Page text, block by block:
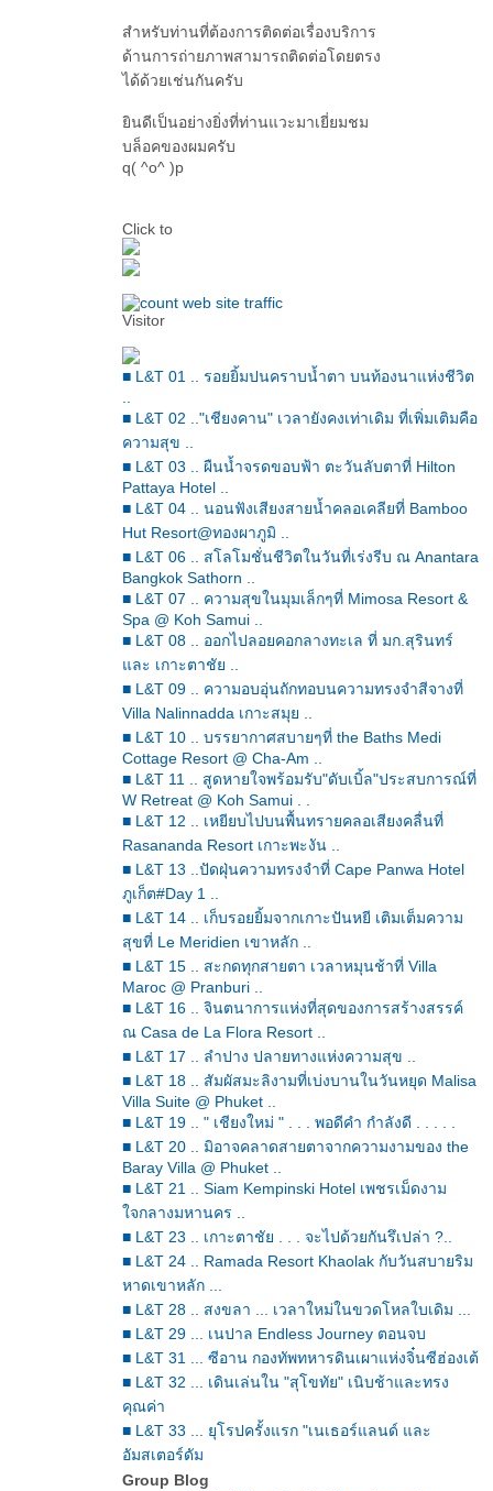
สำหรับท่านที่ต้องการติดต่อเรื่องบริการ
ด้านการถ่ายภาพสามารถติดต่อโดยตรง
ได้ด้วยเช่นกันครับ
ินดีเป็นอย่างยิ่งที่ท่านแวะมาเยี่ยมชม
บล็อคของผมครับ
q( ^o^ )p
Click to
Visitor
■ L&T 01 .. รอยยิ้มปนคราบน้ำตา บนท้องนาแห่งชีวิต
■ L&T 02 .."เชียงคาน" เวลายังคงเท่าเดิม ที่เพิ่มเติมคือ
ความสุข ..
■ L&T 03 .. ผืนน้ำจรดขอบฟ้า ตะวันลับตาที่ Hilton
Pattaya Hotel ..
■ L&T 04 .. นอนฟังเสียงสายน้ำคลอเคลียที่ Bamboo
Hut Resort@ทองผาภูมิ ..
■ L&T 06 .. สโลโมชั่นชีวิตในวันที่เร่งรีบ ณ Anantara
Bangkok Sathorn ..
■ L&T 07 .. ความสุขในมุมเล็กๆที่ Mimosa Resort &
Spa @ Koh Samui ..
■ L&T 08 .. ออกไปลอยคอกลางทะเล ที่ มก.สุรินทร์
ละ เกาะตาชัย ..
■ L&T 09 .. ความอบอุ่นถักทอบนความทรงจำสีจางที่
Villa Nalinnadda เกาะสมุย ..
■ L&T 10 .. บรรยากาศสบายๆที่ the Baths Medi
Cottage Resort @ Cha-Am ..
■ L&T 11 .. สูดหายใจพร้อมรับ"ดับเบิ้ล"ประสบการณ์ที่
W Retreat @ Koh Samui . .
■ L&T 12 .. เหยียบไปบนพื้นทรายคลอเสียงคลื่นที่
Rasananda Resort เกาะพะงัน ..
■ L&T 13 ..ปัดฝุ่นความทรงจำที่ Cape Panwa Hotel
ภูเก็ต#Day 1 ..
■ L&T 14 .. เก็บรอยยิ้มจากเกาะปันหยี เติมเต็มความ
สุขที่ Le Meridien เขาหลัก ..
■ L&T 15 .. สะกดทุกสายตา เวลาหมุนช้าที่ Villa
Maroc @ Pranburi ..
■ L&T 16 .. จินตนาการแห่งที่สุดของการสร้างสรรค์
ณ Casa de La Flora Resort ..
■ L&T 17 .. ลำปาง ปลายทางแห่งความสุข ..
■ L&T 18 .. สัมผัสมะลิงามที่เบ่งบานในวันหยุด Malisa
Villa Suite @ Phuket ..
■ L&T 19 .. " เชียงใหม่ " . . . พอดีคำ กำลังดี . . . . .
■ L&T 20 .. มิอาจคลาดสายตาจากความงามของ the
Baray Villa @ Phuket ..
■ L&T 21 .. Siam Kempinski Hotel เพชรเม็ดงาม
จกลางมหานคร ..
■ L&T 23 .. เกาะตาชัย . . . จะไปด้วยกันรึเปล่า ?..
■ L&T 24 .. Ramada Resort Khaolak กับวันสบายริม
หาดเขาหลัก ...
■ L&T 28 .. สงขลา ... เวลาใหม่ในขวดโหลใบเดิม ...
■ L&T 29 ... เนปาล Endless Journey ตอนจบ
■ L&T 31 ... ซีอาน กองทัพทหารดินเผาแห่งจิ๋นซีฮ่องเต้
■ L&T 32 ... เดินเล่นใน "สุโขทัย" เนิบช้าและทรง
คุณค่า
■ L&T 33 ... ยุโรปครั้งแรก "เนเธอร์แลนด์ และ
อัมสเตอร์ดัม
Group Blog